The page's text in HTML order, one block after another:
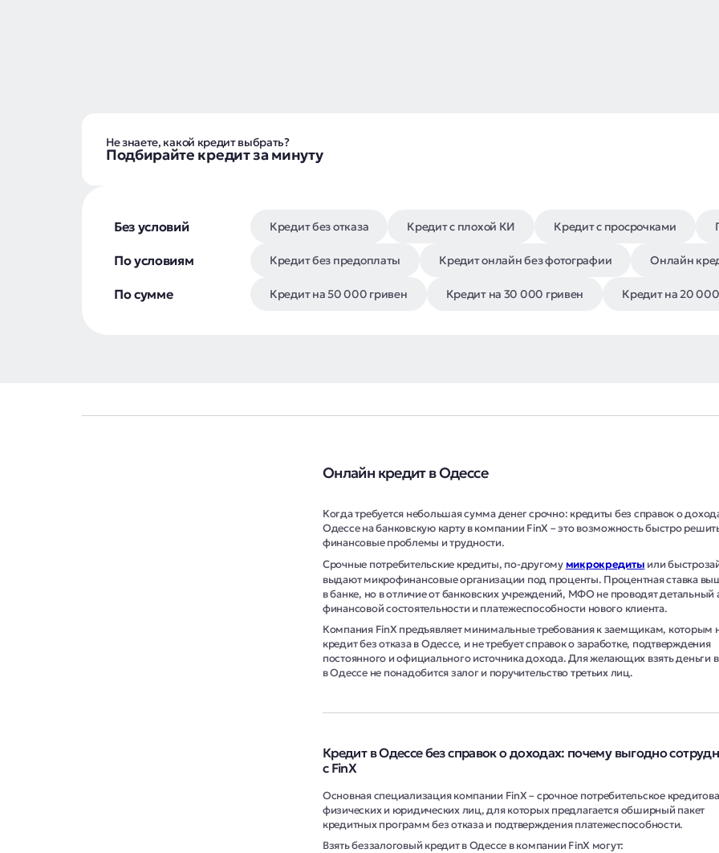
Не знаете, какой кредит выбрать?
Подбирайте кредит за минуту
Без условий Кредит без отказа Кредит с плохой КИ Кредит с просрочками
По условиям Кредит без предоплаты Кредит онлайн без фотографии Онлайн
По сумме Кредит на 50 000 гривен Кредит на 30 000 гривен Кредит на 20
Онлайн кредит в Одессе
Когда требуется небольшая сумма денег срочно: кредиты без справок о
Одессе на банковскую карту в компании FinX – это возможность быстро
финансовые проблемы и трудности.
Срочные потребительские кредиты, по-другому микрокредиты или
выдают микрофинансовые организации под проценты. Процентная ставка
в банке, но в отличие от банковских учреждений, МФО не проводят детальный
финансовой состоятельности и платежеспособности нового клиента.
Компания FinX предъявляет минимальные требования к заемщикам, которым
кредит без отказа в Одессе, и не требует справок о заработке, подтверждения
постоянного и официального источника дохода. Для желающих взять деньги
в Одессе не понадобится залог и поручительство третьих лиц.
Кредит в Одессе без справок о доходах: почему выгодно
с FinX
Основная специализация компании FinX – срочное потребительское
физических и юридических лиц, для которых предлагается обширный пакет
кредитных программ без отказа и подтверждения платежеспособности.
Взять беззалоговый кредит в Одессе в компании FinX могут: